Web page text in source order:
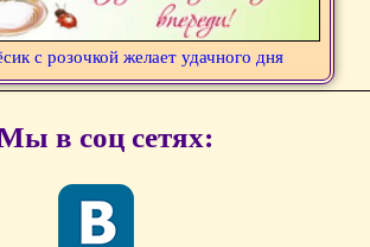
с розочкой желает удачного дня
в соц сетях: